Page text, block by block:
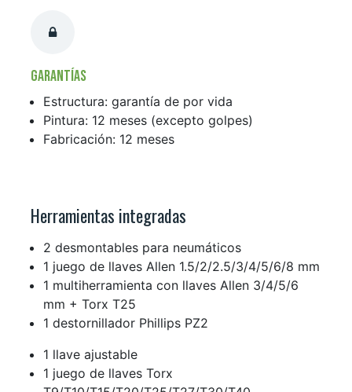
Garantías
Estructura: garantía de por vida
Pintura: 12 meses (excepto golpes)
Fabricación: 12 meses
Herramientas integradas
2 desmontables para neumáticos
1 juego de llaves Allen 1.5/2/2.5/3/4/5/6/8 mm
1 multiherramienta con llaves Allen 3/4/5/6
mm + Torx T25
1 destornillador Phillips PZ2
1 llave ajustable
1 juego de llaves Torx